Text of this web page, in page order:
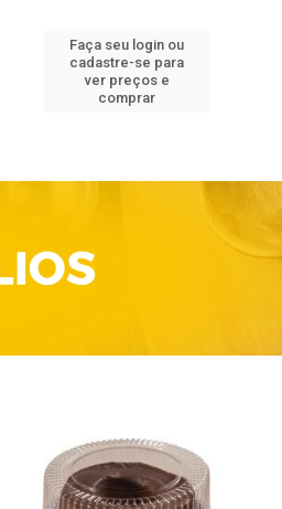
Faça seu login ou
cadastre-se para
ver preços e
comprar